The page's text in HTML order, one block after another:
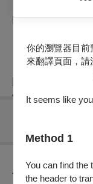
你的瀏覽器目
來翻譯頁面，
It seems like
Method 1
You can find the
the header to
《林沖夜奔》
購票資訊 節目介
節目介紹